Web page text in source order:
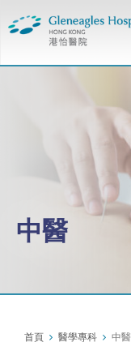
中醫
首頁 醫學專科 中醫